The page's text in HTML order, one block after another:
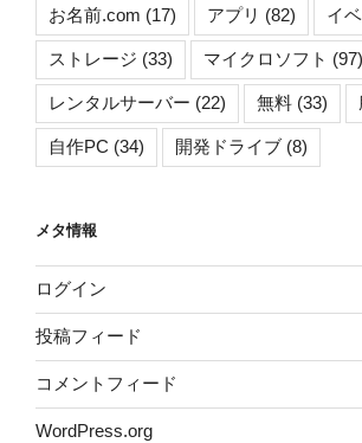
お名前.com (17) アプリ (82) イ
ストレージ (33) マイクロソフト (97)
レンタルサーバー (22) 無料 (33)
自作PC (34) 開発ドライブ (8)
メタ情報
ログイン
投稿フィード
コメントフィード
WordPress.org